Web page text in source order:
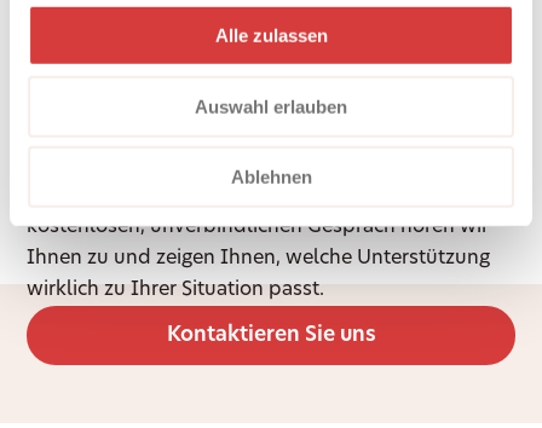
Alle zulassen
Auswahl erlauben
Ablehnen
Unsicher, was Sie
brauchen?
kostenlosen, unverbindlichen Gespräch hören wir
Ihnen zu und zeigen Ihnen, welche Unterstützung
wirklich zu Ihrer Situation passt.
Kontaktieren Sie uns